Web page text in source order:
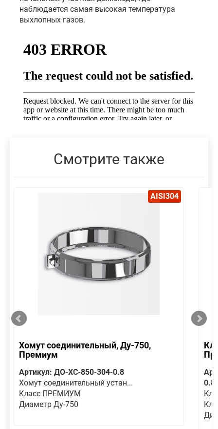
наблюдается самая высокая температура
выхлопных газов.
Смотрите также
AISI304
Хомут соединительный, Ду-750,
Премиум
Артикул: ДО-ХС-850-304-0.8
Хомут соединительный устан...
Класс ПРЕМИУМ
Диаметр Ду-750